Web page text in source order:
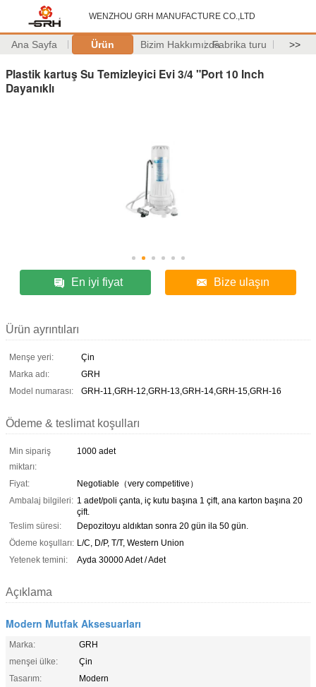
WENZHOU GRH MANUFACTURE CO.,LTD
Ana Sayfa Ürün Bizim HakkımızdaFabrika turu >>
Plastik kartuş Su Temizleyici Evi 3/4 "Port 10 Inch
Dayanıklı
En iyi fiyat Bize ulaşın
Ürün ayrıntıları
Menşe yeri:
Çin
Marka adı:
GRH
Model numarası:
GRH-11,GRH-12,GRH-13,GRH-14,GRH-15,GRH-16
Ödeme & teslimat koşulları
Min sipariş
miktarı:
1000 adet
Fiyat:
Negotiable（very competitive）
Ambalaj bilgileri: 1 adet/poli çanta, iç kutu başına 1 çift, ana karton başına 20
çift.
Teslim süresi:
Depozitoyu aldıktan sonra 20 gün ila 50 gün.
Ödeme koşulları: L/C, D/P, T/T, Western Union
Yetenek temini:
Ayda 30000 Adet / Adet
Açıklama
Modern Mutfak Aksesuarları
Marka:
GRH
menşei ülke:
Çin
Tasarım:
Modern